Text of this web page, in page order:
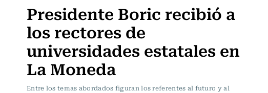
Presidente Boric recibió a
los rectores de
universidades estatales en
La Moneda
Entre los temas abordados figuran los referentes al futuro y al